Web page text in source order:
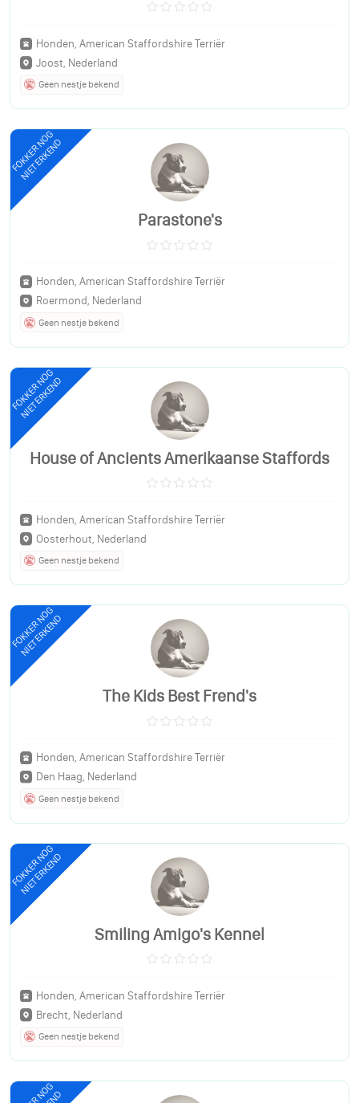
Honden, American Staffordshire Terriër
Joost, Nederland
Geen nestje bekend
FOKKER NOG
NIET ERKEND
Parastone's
Honden, American Staffordshire Terriër
Roermond, Nederland
Geen nestje bekend
FOKKER NOG
NIET ERKEND
House of Ancients Amerikaanse Staffords
Honden, American Staffordshire Terriër
Oosterhout, Nederland
Geen nestje bekend
FOKKER NOG
NIET ERKEND
The Kids Best Frend's
Honden, American Staffordshire Terriër
Den Haag, Nederland
Geen nestje bekend
FOKKER NOG
NIET ERKEND
Smiling Amigo's Kennel
Honden, American Staffordshire Terriër
Brecht, Nederland
Geen nestje bekend